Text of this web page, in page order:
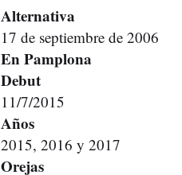
Alternativa
17 de septiembre de 2006
En Pamplona
Debut
11/7/2015
Años
2015, 2016 y 2017
Orejas